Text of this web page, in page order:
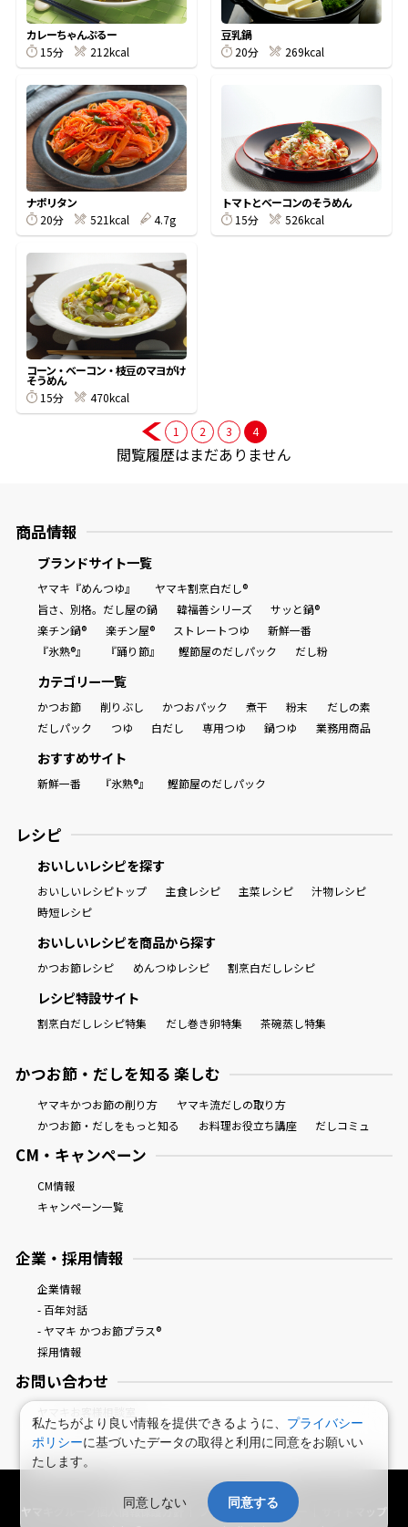
『踊り節』
鰹節屋の
だしパック
だし粉
商品情報一覧
おすすめサイト
氷熟®︎
だしパック
カレーちゃんぷるー
15分
212kcal
豆乳鍋
20分
269kcal
ナポリタン
20分
521kcal 4.7g
トマトとベーコンのそうめん
15分
526kcal
コーン・ベーコン・枝豆のマヨがけ
そうめん
15分
470kcal
1 2 3 4
閲覧履歴はまだありません
商品情報
ブランドサイト一覧
ヤマキ『めんつゆ』
ヤマキ割烹白だし®
旨さ、別格。だし屋の鍋
韓福善シリーズ
サッと鍋®
楽チン鍋®
楽チン屋® ストレートつゆ
新鮮一番
『氷熟®』
『踊り節』 鰹節屋のだしパック だし粉
カテゴリー一覧
かつお節 削りぶし かつおパック 煮干 粉末
だしの素
だしパック
つゆ 白だし 専用つゆ 鍋つゆ 業務用商品
おすすめサイト
新鮮一番 『氷熟®』 鰹節屋のだしパック
レシピ
おいしいレシピを探す
おいしいレシピトップ 主食レシピ 主菜レシピ
汁物レシピ
時短レシピ
おいしいレシピを商品から探す
かつお節レシピ めんつゆレシピ 割烹白だしレシピ
レシピ特設サイト
割烹白だしレシピ特集 だし巻き卵特集 茶碗蒸し特集
かつお節・だしを知る 楽しむ
ヤマキかつお節の削り方
ヤマキ流だしの取り方
かつお節・だしをもっと知る
お料理お役立ち講座 だしコミュ
CM・キャンペーン
CM情報
キャンペーン一覧
企業・採用情報
企業情報
- 百年対話
- ヤマキ かつお節プラス®
採用情報
お問い合わせ
鰹節屋・だし屋、ヤマキ。 : HOME
ヤマキグループ個人情報保護方針
プライバシーポリシー
サイトマップ
私たちがより良い情報を提供できるように、 プライバシー
ポリシーに基づいたデータの取得と利用に同意をお願いい
たします。
同意しない 同意する